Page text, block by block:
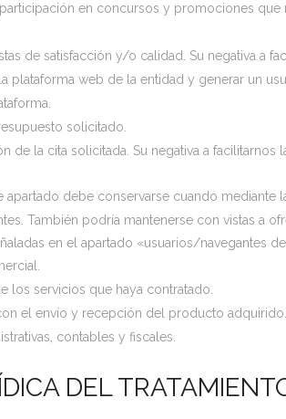
en concursos y promociones
de satisfacción y/o calidad. Su negativa a
plataforma web de la entidad y generar un
solicitado.
de la cita solicitada. Su negativa a
apartado debe conservarse cuando
También podría mantenerse con vistas a
en el apartado «usuarios/navegantes
los servicios que haya contratado.
el envío y recepción del producto adquirido.
contables y fiscales.
DEL